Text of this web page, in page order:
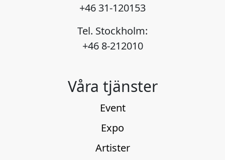
+46 31-120153
Tel. Stockholm:
+46 8-212010
Våra tjänster
Event
Expo
Artister